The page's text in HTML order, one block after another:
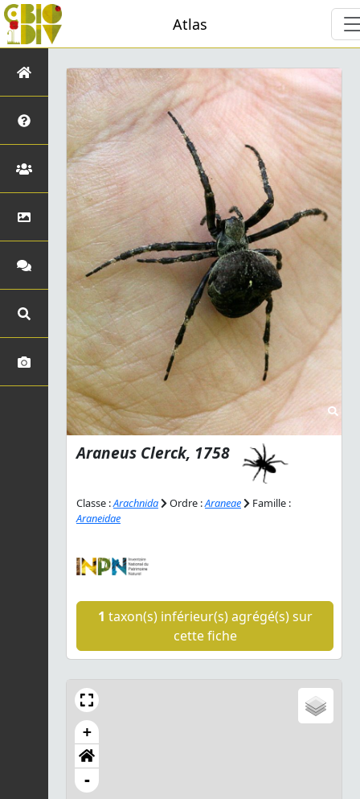
Atlas
Araneus Clerck, 1758
Classe :Arachnida Ordre :Araneae
Famille :
Araneidae
1 taxon(s) inférieur(s) agrégé(s) sur
cette fiche
+
-